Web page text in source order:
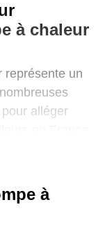
- 12 000 €
€ - 900 €
4 à 9 ans
- 16 000 €
à chaleur
représente un
alléger
énergétique
plus
à